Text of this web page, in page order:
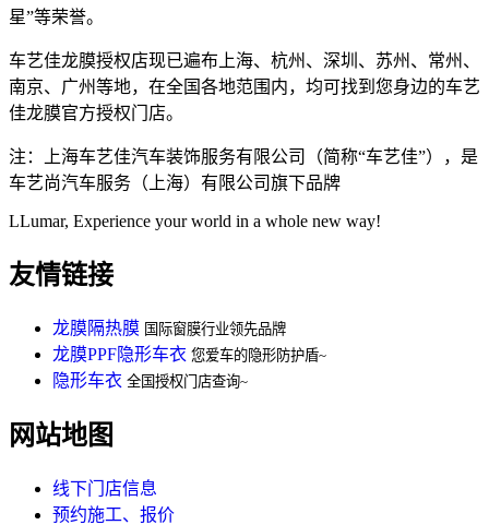
星”等荣誉。
车艺佳龙膜授权店现已遍布上海、杭州、深圳、苏州、常州、
南京、广州等地，在全国各地范围内，均可找到您身边的车艺
佳龙膜官方授权门店。
注：上海车艺佳汽车装饰服务有限公司（简称“车艺佳”），是
车艺尚汽车服务（上海）有限公司旗下品牌
LLumar, Experience your world in a whole new way!
友情链接
龙膜隔热膜 国际窗膜行业领先品牌
龙膜PPF隐形车衣 您爱车的隐形防护盾~
隐形车衣 全国授权门店查询~
网站地图
线下门店信息
预约施工、报价